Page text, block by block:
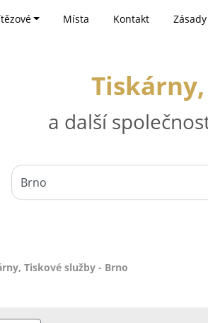
Místa Kontakt Zásady
a další
Tiskové služby - Brno